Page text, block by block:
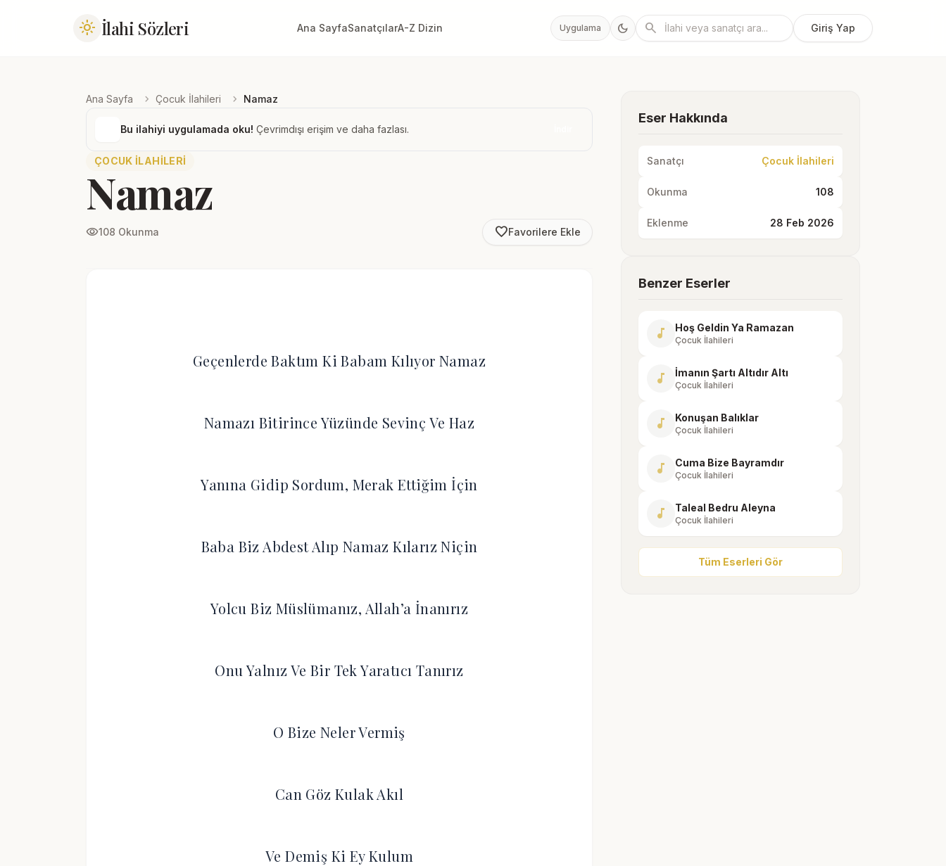
light_mode İlahi Sözleri Ana SayfaSanatçılarA-Z Dizin Uygulama dark_mode search Giriş Yap
Ana Sayfa chevron_right Çocuk İlahileri chevron_right Namaz
Bu ilahiyi uygulamada oku! Çevrimdışı erişim ve daha fazlası.
ÇOCUK İLAHILERI
Namaz
visibility108 Okunma favorite_borderFavorilere Ekle
Geçenlerde Baktım Ki Babam Kılıyor Namaz
Namazı Bitirince Yüzünde Sevinç Ve Haz
Yanına Gidip Sordum, Merak Ettiğim İçin
Baba Biz Abdest Alıp Namaz Kılarız Niçin
Yolcu Biz Müslümanız, Allah’a İnanırız
Onu Yalnız Ve Bir Tek Yaratıcı Tanırız
O Bize Neler Vermiş
Can Göz Kulak Akıl
Ve Demiş Ki Ey Kulum
Eser Hakkında
Sanatçı Çocuk İlahileri
Okunma 108
Eklenme 28 Feb 2026
Benzer Eserler
music_note Hoş Geldin Ya Ramazan
Çocuk İlahileri
music_note İmanın Şartı Altıdır Altı
Çocuk İlahileri
music_note Konuşan Balıklar
Çocuk İlahileri
music_note Cuma Bize Bayramdır
Çocuk İlahileri
music_note Taleal Bedru Aleyna
Çocuk İlahileri
Tüm Eserleri Gör